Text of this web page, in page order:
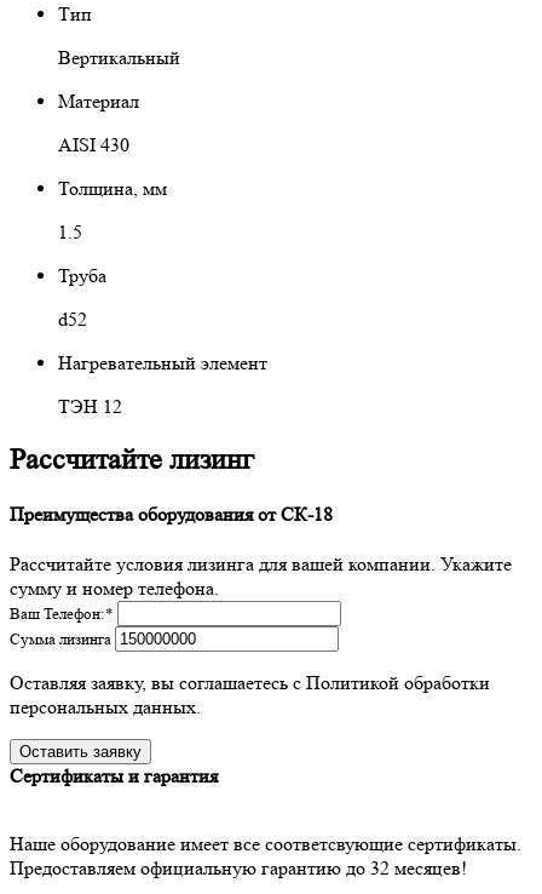
Тип
Вертикальный
Материал
AISI 430
Толщина, мм
1.5
Труба
d52
Нагревательный элемент
ТЭН 12
Рассчитайте лизинг
Преимущества оборудования от СК-18
Рассчитайте условия лизинга для вашей компании. Укажите
сумму и номер телефона.
Ваш Телефон:*
Сумма лизинга
Оставляя заявку, вы соглашаетесь с Политикой обработки
персональных данных.
Сертификаты и гарантия
Наше оборудование имеет все соответсвующие сертификаты.
Предоставляем официальную гарантию до 32 месяцев!